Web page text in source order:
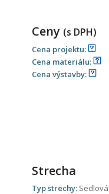
Ceny (s DPH)
Cena projektu:
Cena materiálu:
Cena výstavby:
Strecha
Typ strechy: Sedlová